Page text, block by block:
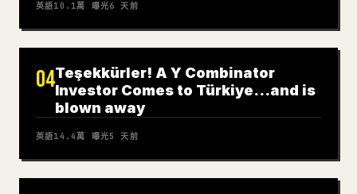
英語10.1萬 曝光6 天前
04Teşekkürler! A Y Combinator
Investor Comes to Türkiye…and is
blown away
英語14.4萬 曝光5 天前